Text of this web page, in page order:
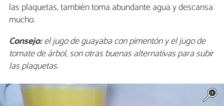
las plaquetas, también toma abundante agua y descansa
mucho.
Consejo:el jugo de guayaba con pimentón y el jugo de
tomate de árbol, son otras buenas alternativas para subir
las plaquetas.